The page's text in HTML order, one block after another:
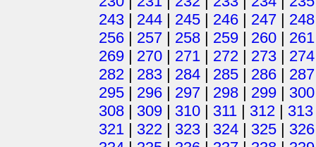
243 | 244 | 245 | 246 | 247 | 248
256 | 257 | 258 | 259 | 260 | 261
269 | 270 | 271 | 272 | 273 | 274
282 | 283 | 284 | 285 | 286 | 287
295 | 296 | 297 | 298 | 299 | 300
308 | 309 | 310 | 311 | 312 | 313
321 | 322 | 323 | 324 | 325 | 326